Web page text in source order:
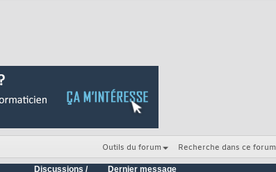
Outils du forum Recherche dans ce forum
Discussions /
Dernier message